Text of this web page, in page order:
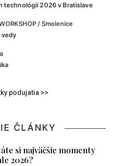
technológií 2026 v Bratislave
/ Smolenice
vedy
podujatia >>
ČLÁNKY
si najväčšie momenty
2026?